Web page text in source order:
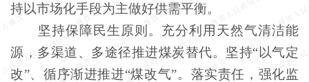
持以市场化手段为主做好供需平衡。
坚持保障民生原则。充分利用天然气清洁能
源，多渠道、多途径推进煤炭替代。坚持“以气定
改”、循序渐进推进“煤改气”。落实责任，强化监